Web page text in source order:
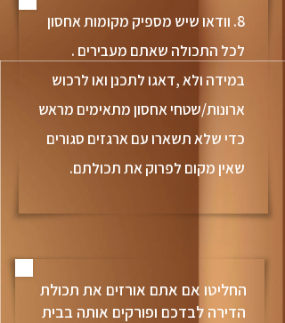
החליטו אם אתם אורזים את תכולת
הדירה לבדכם ופורקים אותה בבית
8. וודאו שיש מספיק מקומות אחסון
לכל התכולה שאתם מעבירים .
במידה ולא ,דאגו לתכנן ואו לרכוש
ארונות/שטחי אחסון מתאימים מראש
כדי שלא תשארו עם ארגזים סגורים
שאין מקום לפרוק את תכולתם.